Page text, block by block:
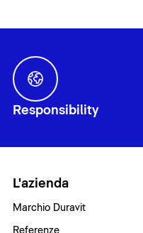
Responsibility
L'azienda
Marchio Duravit
Referenze